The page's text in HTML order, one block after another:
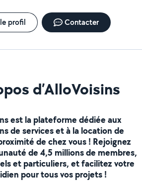
profil Contacter
d’AlloVoisins
est la plateforme dédiée aux
de services et à la location de
de chez vous ! Rejoignez
de 4,5 millions de membres,
et particuliers, et facilitez votre
pour tous vos projets !